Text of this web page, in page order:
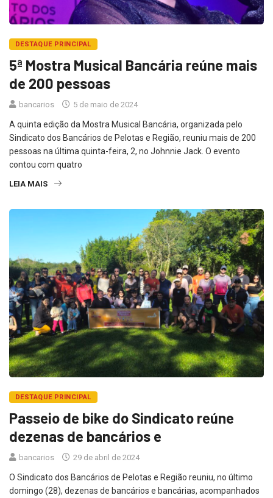
DESTAQUE PRINCIPAL
5ª Mostra Musical Bancária reúne mais
de 200 pessoas
bancarios 5 de maio de 2024
A quinta edição da Mostra Musical Bancária, organizada pelo
Sindicato dos Bancários de Pelotas e Região, reuniu mais de 200
pessoas na última quinta-feira, 2, no Johnnie Jack. O evento
contou com quatro
LEIA MAIS
DESTAQUE PRINCIPAL
Passeio de bike do Sindicato reúne
dezenas de bancários e
bancarios 29 de abril de 2024
O Sindicato dos Bancários de Pelotas e Região reuniu, no último
domingo (28), dezenas de bancários e bancárias, acompanhados